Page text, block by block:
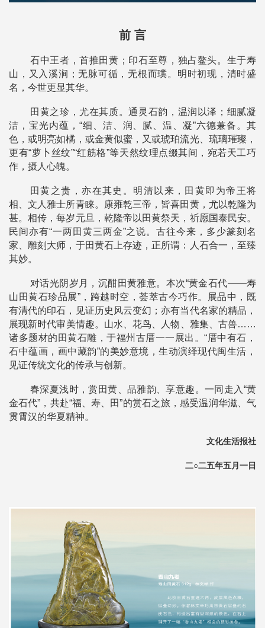
前 言
石中王者，首推田黄；印石至尊，独占鳌头。生于寿
山，又入溪涧；无脉可循，无根而璞。明时初现，清时盛
名，今世更显其华。
田黄之珍，尤在其质。通灵石韵，温润以泽；细腻凝
洁，宝光内蕴，“细、洁、润、腻、温、凝”六德兼备。其
色，或明亮如橘，或金黄似蜜，又或琥珀流光、琉璃璀璨，
更有“萝卜丝纹”“红筋格”等天然纹理点缀其间，宛若天工巧
作，摄人心魄。
田黄之贵，亦在其史。明清以来，田黄即为帝王将
相、文人雅士所青睐。康雍乾三帝，皆喜田黄，尤以乾隆为
甚。相传，每岁元旦，乾隆帝以田黄祭天，祈愿国泰民安。
民间亦有“一两田黄三两金”之说。古往今来，多少篆刻名
家、雕刻大师，于田黄石上存迹，正所谓：人石合一，至臻
其妙。
对话光阴岁月，沉酣田黄雅意。本次“黄金石代——寿
山田黄石珍品展”，跨越时空，荟萃古今巧作。展品中，既
有清代的印石，见证历史风云变幻；亦有当代名家的精品，
展现新时代审美情趣。山水、花鸟、人物、雅集、古兽……
诸多题材的田黄石雕，于福州古厝一一展出。“厝中有石，
石中蕴画，画中藏韵”的美妙意境，生动演绎现代闽生活，
见证传统文化的传承与创新。
春深夏浅时，赏田黄、品雅韵、享意趣。一同走入“黄
金石代”，共赴“福、寿、田”的赏石之旅，感受温润华滋、气
贯霄汉的华夏精神。
文化生活报社
二○二五年五月一日